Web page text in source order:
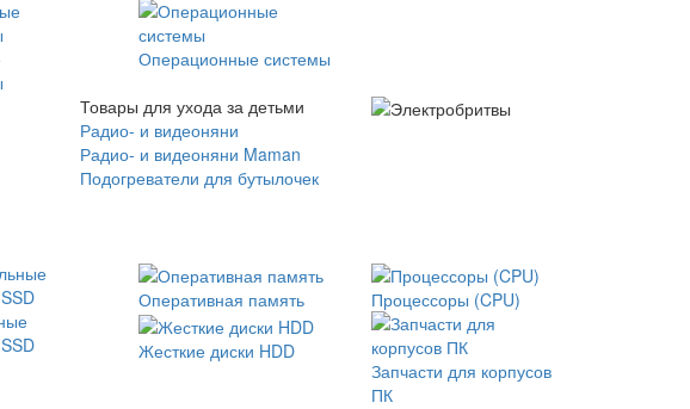
Операционные системы
Товары для ухода за детьми
Радио- и видеоняни
Радио- и видеоняни Maman
Подогреватели для бутылочек
Оперативная память Процессоры (CPU)
Жесткие диски HDD
Запчасти для корпусов
ПК